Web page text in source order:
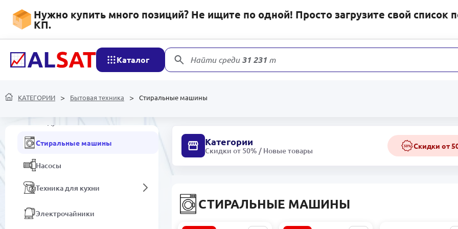
Нужно купить много позиций? Не ищите по одной! Просто загрузите свой список
КП.
Каталог Найти среди31 231 товаров
КАТЕГОРИИ Бытовая техника Стиральные машины
РАСПРОДАЖА
Электроника
Стиральные машины
Насосы
Техника для кухни
Электрочайники
Категории
Скидки от 50% / Новые товары
50% Скидки от
СТИРАЛЬНЫЕ МАШИНЫ